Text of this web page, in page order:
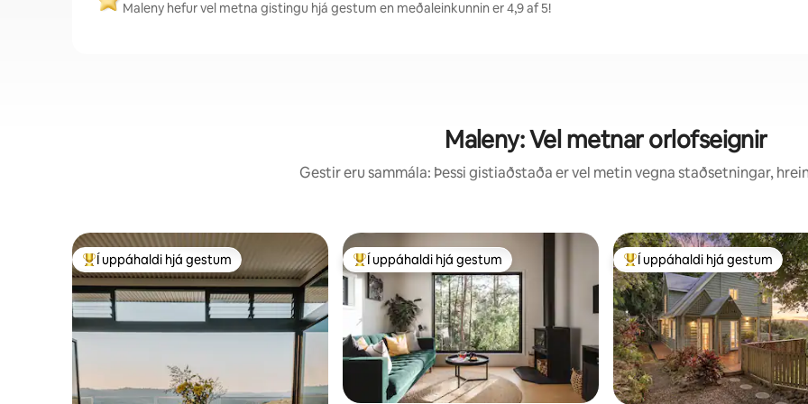
Maleny hefur vel metna gistingu hjá gestum en meðaleinkunnin er 4,9 af 5!
Maleny: Vel metnar orlofseignir
Gestir eru sammála: Þessi gistiaðstaða er vel metin vegna staðsetningar,
Í mestu uppáhaldi hjá gestum
Í uppáhaldi hjá gestum Í mestu uppáhaldi hjá gestum
Í uppáhaldi hjá gestum Í mestu uppáhaldi hjá gestum
Í uppáhaldi hjá gestum